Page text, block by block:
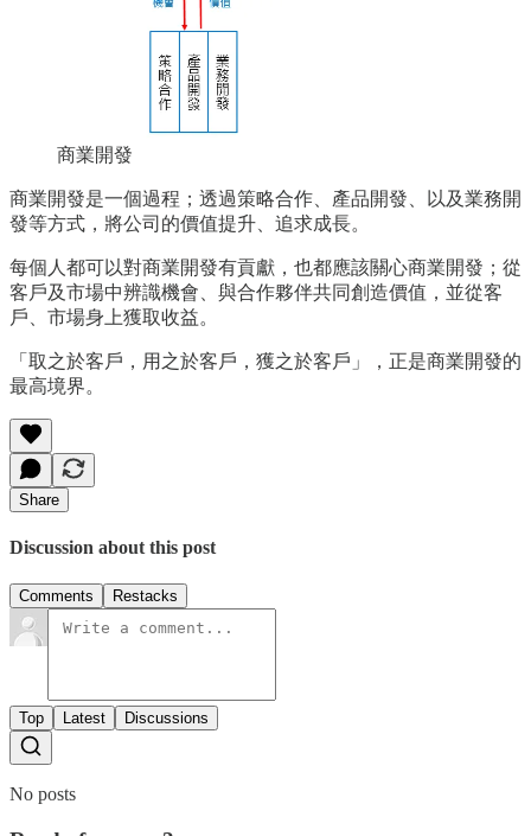
商業開發
商業開發是一個過程；透過策略合作、產品開發、以及業務開
發等方式，將公司的價值提升、追求成長。
每個人都可以對商業開發有貢獻，也都應該關心商業開發；從
客戶及市場中辨識機會、與合作夥伴共同創造價值，並從客
戶、市場身上獲取收益。
「取之於客戶，用之於客戶，獲之於客戶」，正是商業開發的
最高境界。
Share
Discussion about this post
Comments Restacks
Top Latest Discussions
No posts